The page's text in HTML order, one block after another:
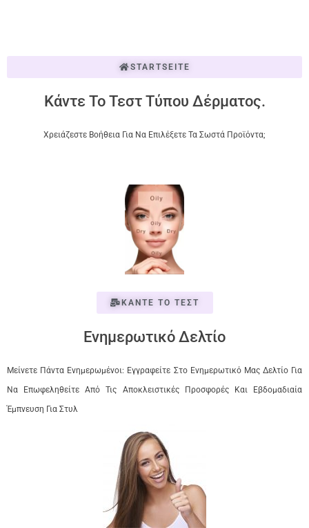
STARTSEITE
Κάντε Το Τεστ Τύπου Δέρματος.
Χρειάζεστε Βοήθεια Για Να Επιλέξετε Τα Σωστά Προϊόντα;
ΚΑΝΤΕ ΤΟ ΤΕΣΤ
Ενημερωτικό Δελτίο
Μείνετε Πάντα Ενημερωμένοι: Εγγραφείτε Στο Ενημερωτικό Μας Δελτίο Για
Να Επωφεληθείτε Από Τις Αποκλειστικές Προσφορές Και Εβδομαδιαία
Έμπνευση Για Στυλ